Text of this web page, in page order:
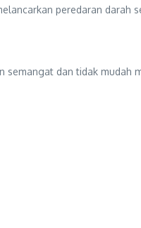
peredaran darah
dan tidak mudah